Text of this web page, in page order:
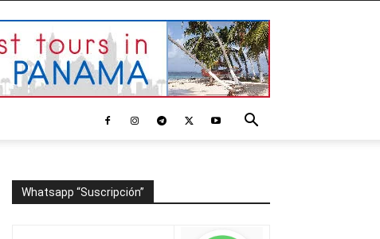
Whatsapp “Suscripción”